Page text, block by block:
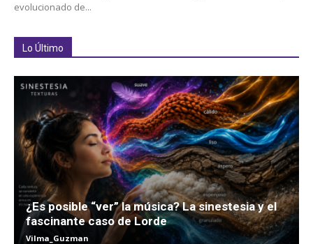
evolucionado de...
Lo Último
¿Es posible “ver” la música? La sinestesia y el
fascinante caso de Lorde
Vilma_Guzman